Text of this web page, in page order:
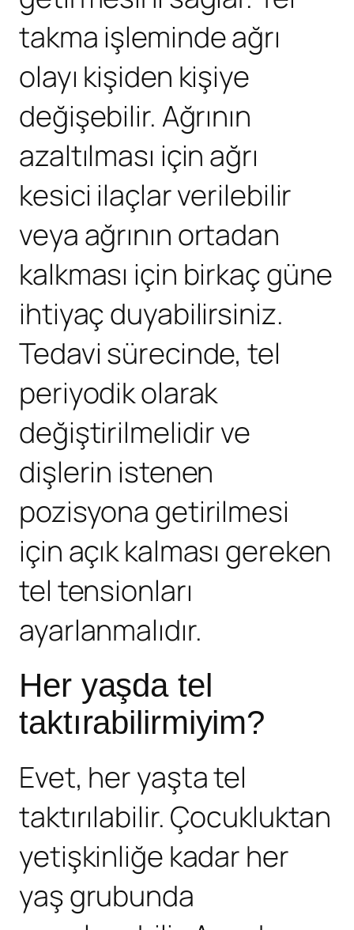
takma işleminde ağrı
olayı kişiden kişiye
değişebilir. Ağrının
azaltılması için ağrı
kesici ilaçlar verilebilir
veya ağrının ortadan
kalkması için birkaç güne
ihtiyaç duyabilirsiniz.
Tedavi sürecinde, tel
periyodik olarak
değiştirilmelidir ve
dişlerin istenen
pozisyona getirilmesi
için açık kalması gereken
tel tensionları
ayarlanmalıdır.
Her yaşda tel
taktırabilirmiyim?
Evet, her yaşta tel
taktırılabilir. Çocukluktan
yetişkinliğe kadar her
yaş grubunda